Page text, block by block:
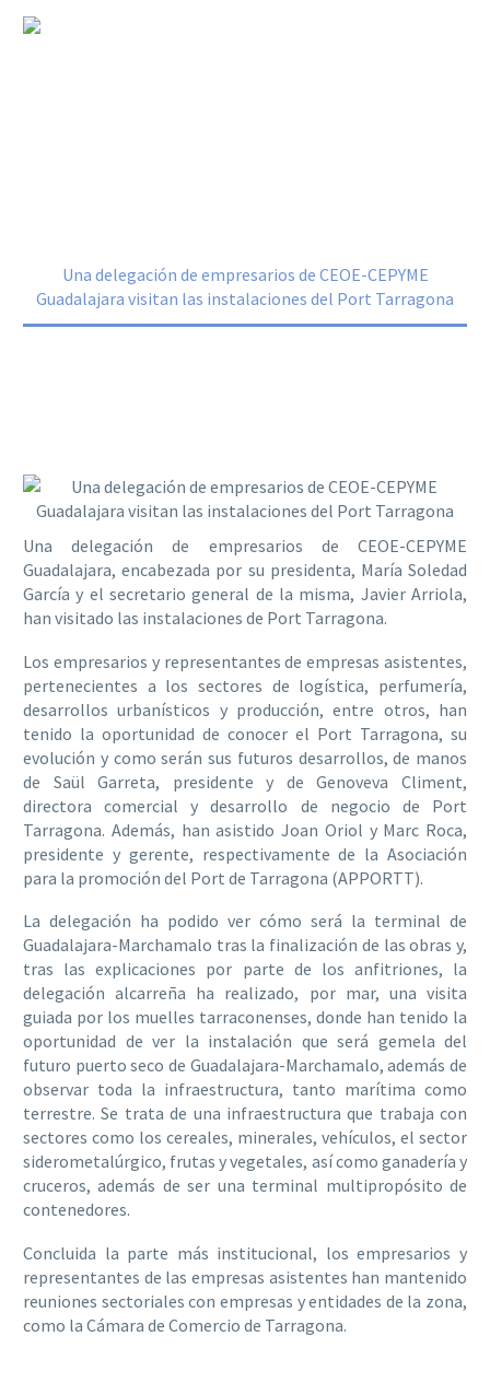
Una delegación de empresarios de CEOE-CEPYME
Guadalajara visitan las instalaciones del Port Tarragona
Una delegación de empresarios de CEOE-CEPYME
Guadalajara, encabezada por su presidenta, María Soledad
García y el secretario general de la misma, Javier Arriola,
han visitado las instalaciones de Port Tarragona.
Los empresarios y representantes de empresas asistentes,
pertenecientes a los sectores de logística, perfumería,
desarrollos urbanísticos y producción, entre otros, han
tenido la oportunidad de conocer el Port Tarragona, su
evolución y como serán sus futuros desarrollos, de manos
de Saül Garreta, presidente y de Genoveva Climent,
directora comercial y desarrollo de negocio de Port
Tarragona. Además, han asistido Joan Oriol y Marc Roca,
presidente y gerente, respectivamente de la Asociación
para la promoción del Port de Tarragona (APPORTT).
La delegación ha podido ver cómo será la terminal de
Guadalajara-Marchamalo tras la finalización de las obras y,
tras las explicaciones por parte de los anfitriones, la
delegación alcarreña ha realizado, por mar, una visita
guiada por los muelles tarraconenses, donde han tenido la
oportunidad de ver la instalación que será gemela del
futuro puerto seco de Guadalajara-Marchamalo, además de
observar toda la infraestructura, tanto marítima como
terrestre. Se trata de una infraestructura que trabaja con
sectores como los cereales, minerales, vehículos, el sector
siderometalúrgico, frutas y vegetales, así como ganadería y
cruceros, además de ser una terminal multipropósito de
contenedores.
Concluida la parte más institucional, los empresarios y
representantes de las empresas asistentes han mantenido
reuniones sectoriales con empresas y entidades de la zona,
como la Cámara de Comercio de Tarragona.